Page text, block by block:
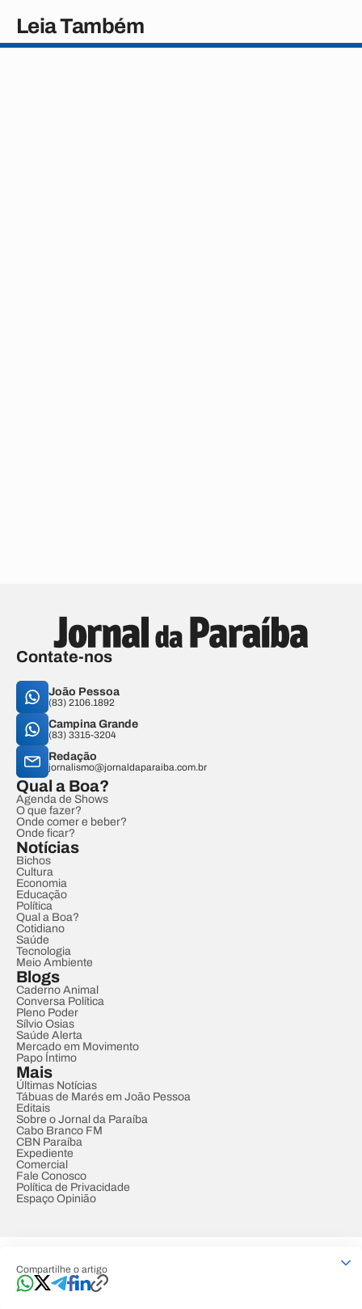
Compartilhe o artigo
Leia Também
Contate-nos
João Pessoa
(83) 2106.1892
Campina Grande
(83) 3315-3204
Redação
jornalismo@jornaldaparaiba.com.br
Qual a Boa?
Agenda de Shows
O que fazer?
Onde comer e beber?
Onde ficar?
Notícias
Bichos
Cultura
Economia
Educação
Política
Qual a Boa?
Cotidiano
Saúde
Tecnologia
Meio Ambiente
Blogs
Caderno Animal
Conversa Política
Pleno Poder
Sílvio Osias
Saúde Alerta
Mercado em Movimento
Papo Íntimo
Mais
Últimas Notícias
Tábuas de Marés em João Pessoa
Editais
Sobre o Jornal da Paraíba
Cabo Branco FM
CBN Paraíba
Expediente
Comercial
Fale Conosco
Política de Privacidade
Espaço Opinião
Developed by Designed by